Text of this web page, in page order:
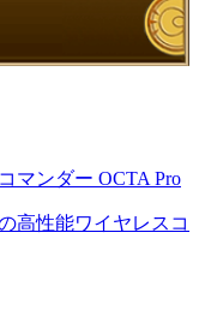
マンダー OCTA Pro
高性能ワイヤレスコ